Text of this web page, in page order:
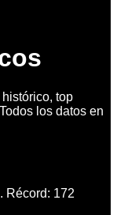
top
los datos en
Récord: 172